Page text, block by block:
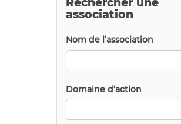
Rechercher une
association
Nom de l’association
Domaine d’action